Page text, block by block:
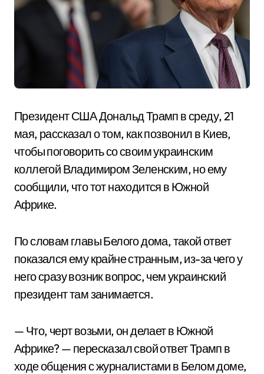
Президент США Дональд Трамп в среду, 21
мая, рассказал о том, как позвонил в Киев,
чтобы поговорить со своим украинским
коллегой Владимиром Зеленским, но ему
сообщили, что тот находится в Южной
Африке.
По словам главы Белого дома, такой ответ
показался ему крайне странным, из-за чего у
него сразу возник вопрос, чем украинский
президент там занимается.
— Что, черт возьми, он делает в Южной
Африке? — пересказал свой ответ Трамп в
ходе общения с журналистами в Белом доме,